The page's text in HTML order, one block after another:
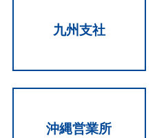
九州支社
沖縄営業所